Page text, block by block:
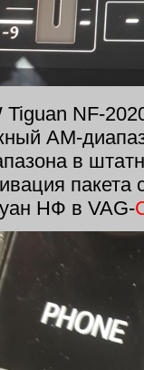
Tiguan NF-
АМ-
в
НФ в VAG-